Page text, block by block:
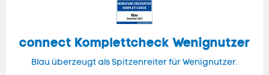
connect Komplettcheck Wenignutzer
Blau überzeugt als Spitzenreiter für Wenignutzer.